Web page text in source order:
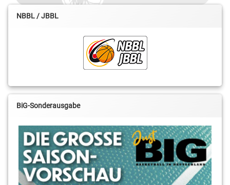
Landvoigt
Mark
Treml
Niko
Schumann
Ortwin
NBBL / JBBL
BiG-Sonderausgabe